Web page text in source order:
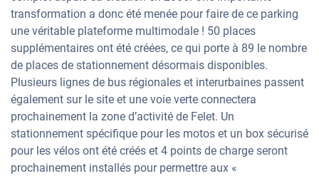
transformation a donc été menée pour faire de ce parking
une véritable plateforme multimodale ! 50 places
supplémentaires ont été créées, ce qui porte à 89 le nombre
de places de stationnement désormais disponibles.
Plusieurs lignes de bus régionales et interurbaines passent
également sur le site et une voie verte connectera
prochainement la zone d’activité de Felet. Un
stationnement spécifique pour les motos et un box sécurisé
pour les vélos ont été créés et 4 points de charge seront
prochainement installés pour permettre aux «